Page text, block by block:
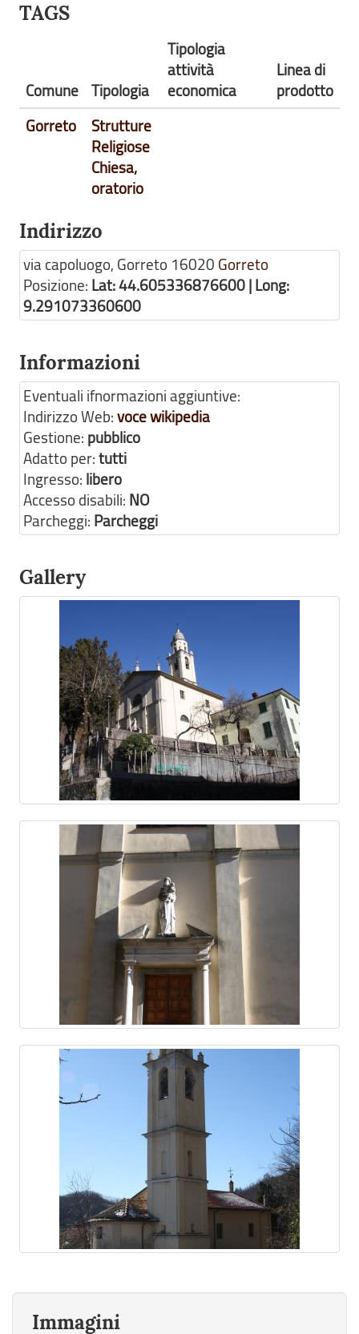
TAGS
Comune Tipologia
Tipologia
attività
economica
Linea di
prodotto
Gorreto
Strutture
Religiose
Chiesa,
oratorio
Indirizzo
via capoluogo, Gorreto 16020 Gorreto
Posizione: Lat: 44.605336876600 | Long:
9.291073360600
Informazioni
Eventuali ifnormazioni aggiuntive:
Indirizzo Web:voce wikipedia
Gestione: pubblico
Adatto per:tutti
Ingresso: libero
Accesso disabili: NO
Parcheggi: Parcheggi
Gallery
Immagini